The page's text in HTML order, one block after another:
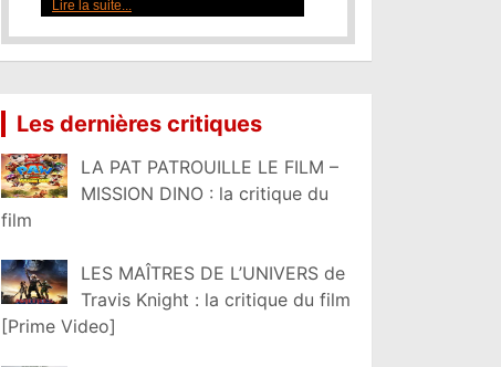
Lire la suite...
Les dernières critiques
LA PAT PATROUILLE LE FILM –
MISSION DINO : la critique du
film
LES MAÎTRES DE L’UNIVERS de
Travis Knight : la critique du film
[Prime Video]